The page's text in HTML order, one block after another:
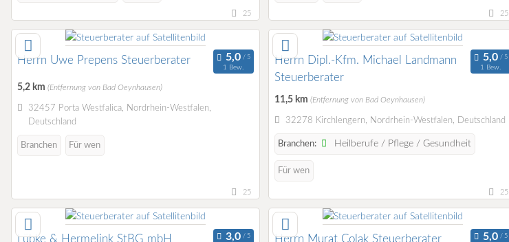
25 25
Herrn Uwe Prepens Steuerberater
1 Bew.
5,2 km (Entfernung von Bad Oeynhausen)
32457 Porta Westfalica, Nordrhein-Westfalen,
Deutschland
Branchen Für wen
25
Herrn Dipl.-Kfm. Michael Landmann
Steuerberater
1 Bew.
11,5 km (Entfernung von Bad Oeynhausen)
32278 Kirchlengern, Nordrhein-Westfalen, Deutschland
Branchen: Heilberufe / Pflege / Gesundheit
Für wen
25
Lübke & Hermelink StBG mbH Herrn Murat Colak Steuerberater